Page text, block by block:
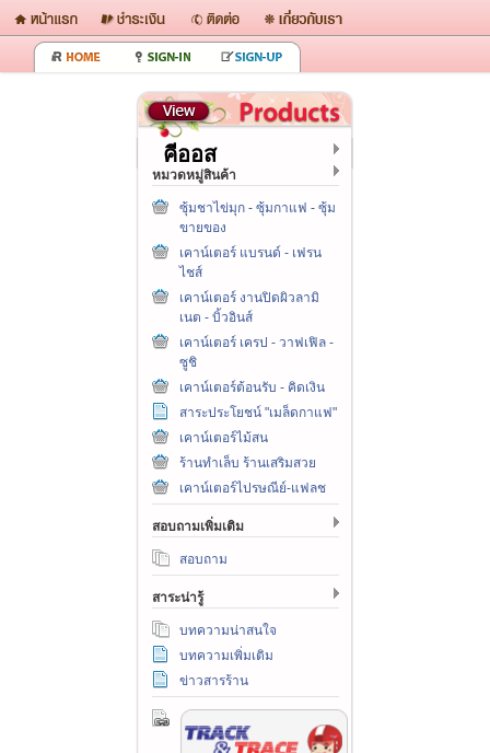
คีออส
หมวดหมู่สินค้า
ซุ้มชาไข่มุก - ซุ้มกาแฟ - ซุ้ม
ขายของ
เคาน์เตอร์ แบรนด์ - เฟรน
ไชส์
เคาน์เตอร์ งานปิดผิวลามิ
เนต - บิ้วอินส์
เคาน์เตอร์ เครป - วาฟเฟิล -
ซูชิ
เคาน์เตอร์ต้อนรับ - คิดเงิน
สาระประโยชน์ "เมล็ดกาแฟ"
เคาน์เตอร์ไม้สน
ร้านทำเล็บ ร้านเสริมสวย
เคาน์เตอร์ไปรษณีย์-แฟลช
สอบถามเพิ่มเติม
สอบถาม
สาระน่ารู้
บทความน่าสนใจ
บทความเพิ่มเติม
ข่าวสารร้าน